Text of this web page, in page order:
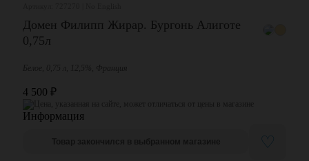
Домен Филипп Жирар. Бургонь Алиготе
0,75л
4 500 ₽
♡